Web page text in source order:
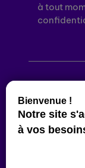
à tout
Mentions